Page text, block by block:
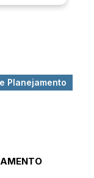
Planejamento